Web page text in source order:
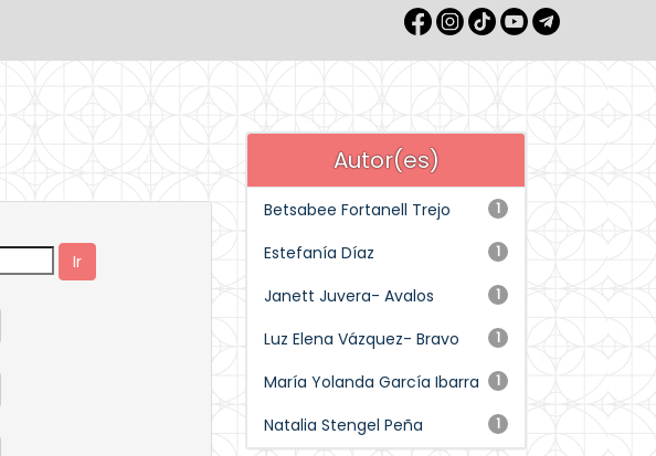
Autor(es)
1
Betsabee Fortanell Trejo
1
Estefanía Díaz
1
Janett Juvera- Avalos
1
Luz Elena Vázquez- Bravo
1
María Yolanda García Ibarra
1
Natalia Stengel Peña